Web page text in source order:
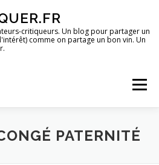
critiqueurs. Un blog pour partager un
comme on partage un bon vin. Un
Menu
? DES LIVRESPATERNITÉ